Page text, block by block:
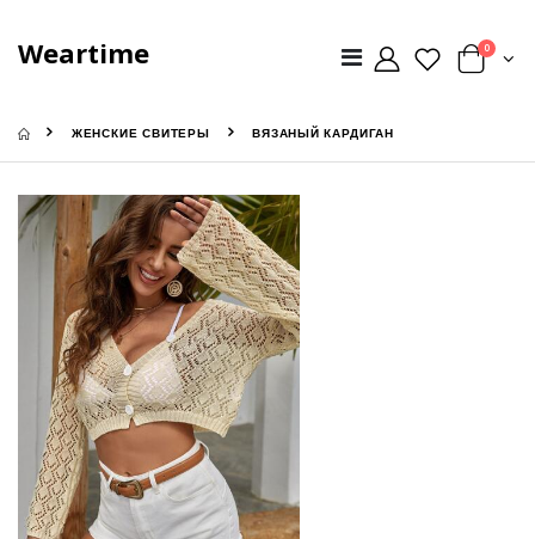
Weartime 0
ЖЕНСКИЕ СВИТЕРЫ ВЯЗАНЫЙ КАРДИГАН